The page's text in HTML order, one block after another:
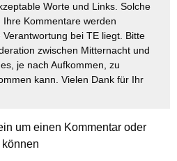
Worte und Links. Solche
Kommentare werden
bei TE liegt. Bitte
zwischen Mitternacht und
je nach Aufkommen, zu
kann. Vielen Dank für Ihr
um einen Kommentar oder